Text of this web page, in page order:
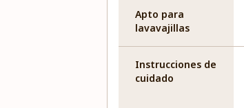
Apto para
lavavajillas
Instrucciones de
cuidado